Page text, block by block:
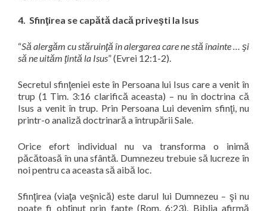
4. Sfinţirea se capătă dacă priveşti la Isus
“Să alergăm cu stăruinţă în alergarea care ne stă înainte … şi
să ne uităm ţintă la Isus” (Evrei 12:1-2).
Secretul sfinţeniei este în Persoana lui Isus care a venit în
trup (1 Tim. 3:16 clarifică aceasta) – nu în doctrina că
Isus a venit în trup. Prin Persoana Lui devenim sfinţi, nu
printr-o analiză doctrinară a întrupării Sale.
Orice efort individual nu va transforma o inimă
păcătoasă în una sfântă. Dumnezeu trebuie să lucreze în
noi pentru ca aceasta să aibă loc.
Sfinţirea (viaţa veşnică) este darul lui Dumnezeu – şi nu
poate fi obţinut prin fapte (Rom. 6:23). Biblia afirmă